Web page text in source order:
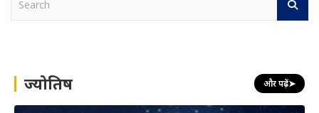
h ज्योतिष और पढ़ें➤